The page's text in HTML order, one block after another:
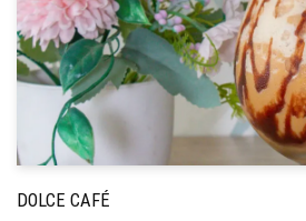
DOLCE CAFÉ